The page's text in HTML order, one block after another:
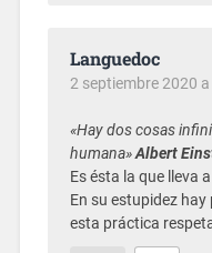
Languedoc
2 septiembre 2020
«Hay dos cosas
humana»Albert
Es ésta la que lleva
En su estupidez
esta práctica